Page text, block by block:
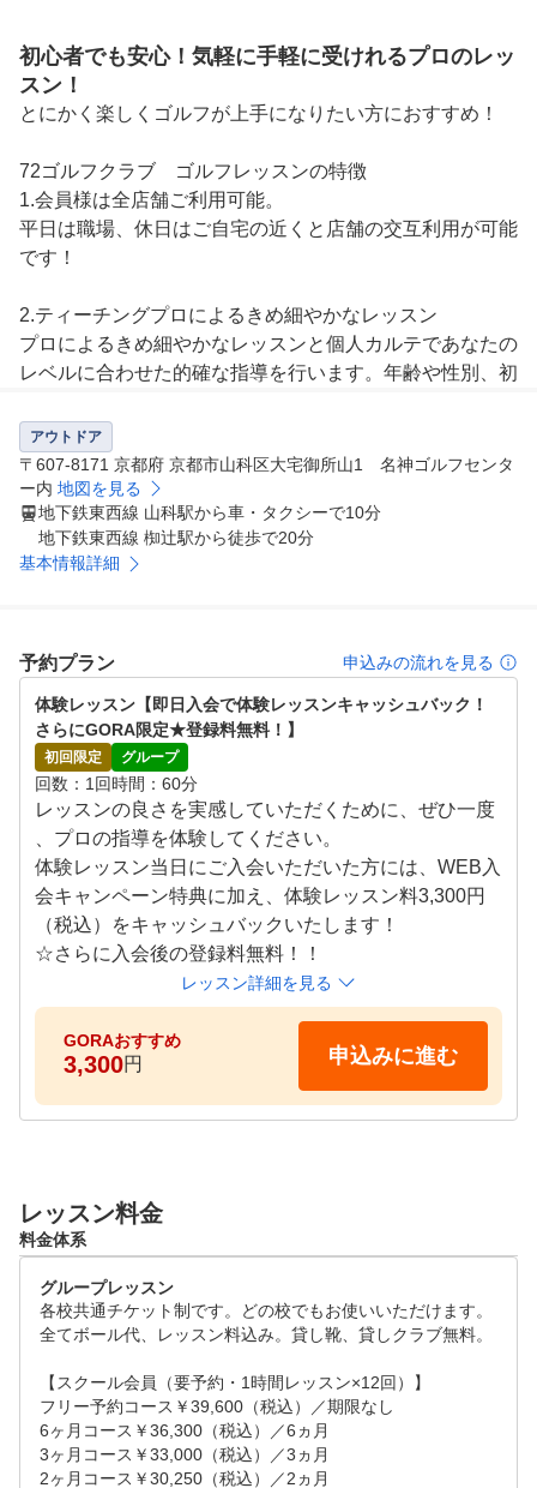
初心者でも安心！気軽に手軽に受けれるプロのレッ
スン！
とにかく楽しくゴルフが上手になりたい方におすすめ！
72ゴルフクラブ　ゴルフレッスンの特徴
1.会員様は全店舗ご利用可能。
平日は職場、休日はご自宅の近くと店舗の交互利用が可能
です！
2.ティーチングプロによるきめ細やかなレッスン
プロによるきめ細やかなレッスンと個人カルテであなたの
レベルに合わせた的確な指導を行います。年齢や性別、初
れます。
3.ゴルフグラブ、ゴルフシューズ無料レンタル
ゴルフクラブ、ゴルフシューズ、グローブを無料でお貸し
しますので、いつでも気軽にレッスンに来ていただけます
。
バンカーショットやロングパットなど、設備が充実してる
フォームの解析も行っております。
5.女性でも安心
72ゴルフクラブは半数以上が女性の会員様なので、女性
の方でも安心してゴルフレッスンを受けていただけます。
シャワールーム、ロッカー完備。
6.京都市内・街半平日は夜10時まで営業
72ゴルフクラブは京都市の街ナカ、河原町今出川にあり
ます。平日は夜10時まで（京都本校金曜日のみ夜9時まで
）営業しておりますので、お勤め帰りでもレッスンに来て
いただけます。
アウトドア
〒607-8171 京都府 京都市山科区大宅御所山1 名神ゴルフセンタ
ー内 地図を見る
地下鉄東西線 山科駅から車・タクシーで10分
地下鉄東西線 椥辻駅から徒歩で20分
基本情報詳細
予約プラン 申込みの流れを見る
体験レッスン【即日入会で体験レッスンキャッシュバック！
さらにGORA限定★登録料無料！】
初回限定 グループ
回数 1回時間 60分
レッスンの良さを実感していただくために、ぜひ一度
、プロの指導を体験してください。
体験レッスン当日にご入会いただいた方には、WEB入
会キャンペーン特典に加え、体験レッスン料3,300円
（税込）をキャッシュバックいたします！
☆さらに入会後の登録料無料！！
レッスン詳細を見る
GORAおすすめ
3,300円 申込みに進む
レッスン料金
料金体系
グループレッスン
各校共通チケット制です。どの校でもお使いいただけます。
全てボール代、レッスン料込み。貸し靴、貸しクラブ無料。
【スクール会員（要予約・1時間レッスン×12回）】
フリー予約コース￥39,600（税込）／期限なし
6ヶ月コース￥36,300（税込）／6ヵ月
3ヶ月コース￥33,000（税込）／3ヵ月
2ヶ月コース￥30,250（税込）／2ヵ月